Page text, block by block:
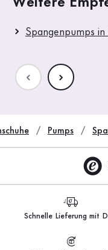
Weitere
Spangenpumps in
Pumps
Schnelle Lieferung mit